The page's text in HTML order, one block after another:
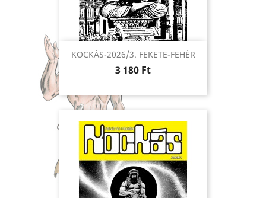
KOCKÁS-2026/3. FEKETE-FEHÉR
Ár
3 180 Ft